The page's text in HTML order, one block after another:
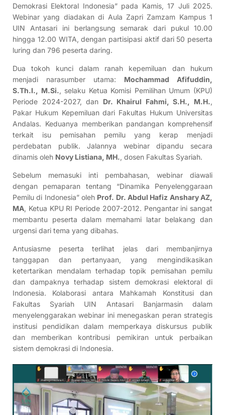
Demokrasi Elektoral Indonesia” pada Kamis, 17 Juli 2025.
Webinar yang diadakan di Aula Zapri Zamzam Kampus 1
UIN Antasari ini berlangsung semarak dari pukul 10.00
hingga 12.00 WITA, dengan partisipasi aktif dari 50 peserta
luring dan 796 peserta daring.
Dua tokoh kunci dalam ranah kepemiluan dan hukum
menjadi narasumber utama: Mochammad Afifuddin,
S.Th.I., M.Si., selaku Ketua Komisi Pemilihan Umum (KPU)
Periode 2024-2027, dan Dr. Khairul Fahmi, S.H., M.H.,
Pakar Hukum Kepemiluan dari Fakultas Hukum Universitas
Andalas. Keduanya memberikan pandangan komprehensif
terkait isu pemisahan pemilu yang kerap menjadi
perdebatan publik. Jalannya webinar dipandu secara
dinamis oleh Novy Listiana, MH., dosen Fakultas Syariah.
Sebelum memasuki inti pembahasan, webinar diawali
dengan pemaparan tentang “Dinamika Penyelenggaraan
Pemilu di Indonesia” oleh Prof. Dr. Abdul Hafiz Anshary AZ,
MA, Ketua KPU RI Periode 2007-2012. Pengantar ini sangat
membantu peserta dalam memahami latar belakang dan
urgensi dari tema yang dibahas.
Antusiasme peserta terlihat jelas dari membanjirnya
tanggapan dan pertanyaan, yang mengindikasikan
ketertarikan mendalam terhadap topik pemisahan pemilu
dan dampaknya terhadap sistem demokrasi elektoral di
Indonesia. Kolaborasi antara Mahkamah Konstitusi dan
Fakultas Syariah UIN Antasari Banjarmasin dalam
menyelenggarakan webinar ini menegaskan peran strategis
institusi pendidikan dalam memperkaya diskursus publik
dan memberikan kontribusi pemikiran untuk perbaikan
sistem demokrasi di Indonesia.